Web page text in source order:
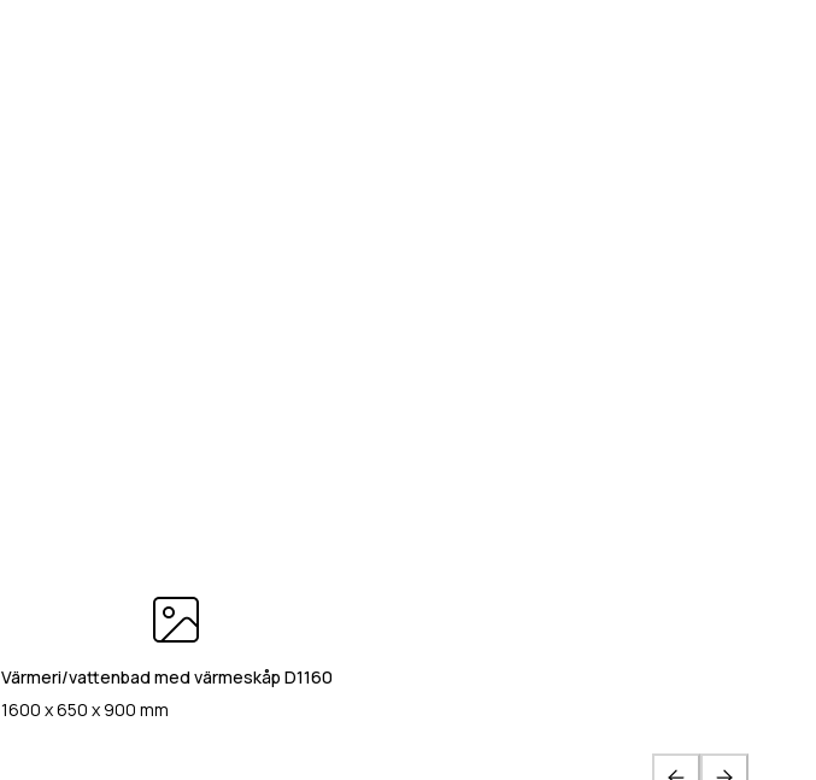
Värmeri/vattenbad med värmeskåp D1160
1600 x 650 x 900 mm